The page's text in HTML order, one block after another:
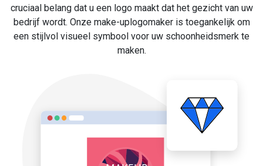
cruciaal belang dat u een logo maakt dat het gezicht van uw
bedrijf wordt. Onze make-uplogomaker is toegankelijk om
een stijlvol visueel symbool voor uw schoonheidsmerk te
maken.